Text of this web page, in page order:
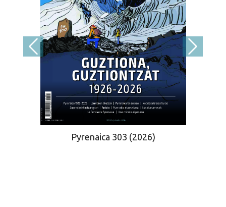
Pyrenaica 303 (2026)